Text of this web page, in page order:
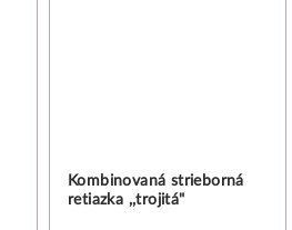
Kombinovaná strieborná
retiazka ,,trojitá"